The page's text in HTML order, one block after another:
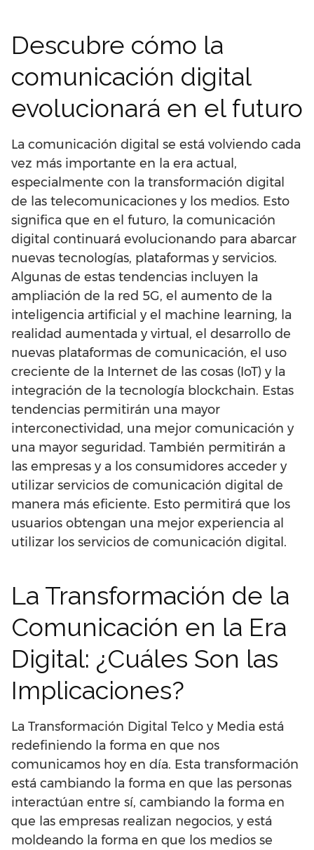
Descubre cómo la
comunicación digital
evolucionará en el futuro
La comunicación digital se está volviendo cada
vez más importante en la era actual,
especialmente con la transformación digital
de las telecomunicaciones y los medios. Esto
significa que en el futuro, la comunicación
digital continuará evolucionando para abarcar
nuevas tecnologías, plataformas y servicios.
Algunas de estas tendencias incluyen la
ampliación de la red 5G, el aumento de la
inteligencia artificial y el machine learning, la
realidad aumentada y virtual, el desarrollo de
nuevas plataformas de comunicación, el uso
creciente de la Internet de las cosas (IoT) y la
integración de la tecnología blockchain. Estas
tendencias permitirán una mayor
interconectividad, una mejor comunicación y
una mayor seguridad. También permitirán a
las empresas y a los consumidores acceder y
utilizar servicios de comunicación digital de
manera más eficiente. Esto permitirá que los
usuarios obtengan una mejor experiencia al
utilizar los servicios de comunicación digital.
La Transformación de la
Comunicación en la Era
Digital: ¿Cuáles Son las
Implicaciones?
La Transformación Digital Telco y Media está
redefiniendo la forma en que nos
comunicamos hoy en día. Esta transformación
está cambiando la forma en que las personas
interactúan entre sí, cambiando la forma en
que las empresas realizan negocios, y está
moldeando la forma en que los medios se